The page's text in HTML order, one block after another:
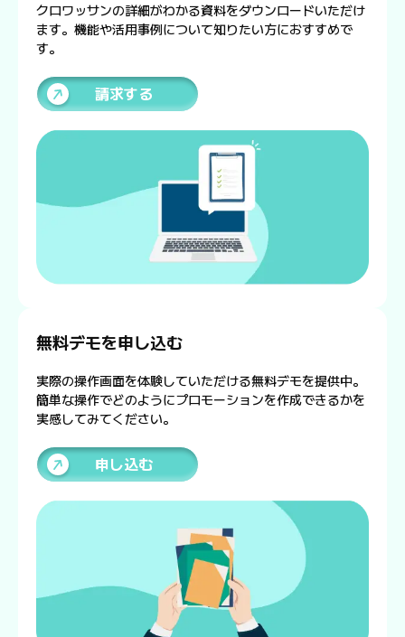
クロワッサンの詳細がわかる資料をダウンロードいただけ
ます。機能や活用事例について知りたい方におすすめで
す。
請求する
無料デモを申し込む
実際の操作画面を体験していただける無料デモを提供中。
簡単な操作でどのようにプロモーションを作成できるかを
実感してみてください。
申し込む